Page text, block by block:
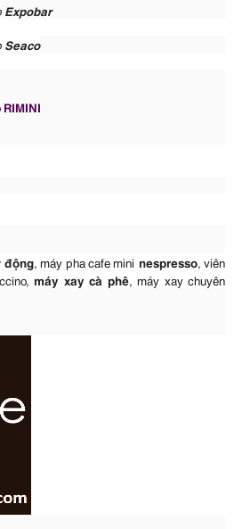
Expobar
Seaco
RIMINI
động, máy pha cafe mini nespresso, viên
máy xay cà phê , máy xay chuyên